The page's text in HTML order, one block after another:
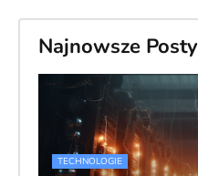
Najnowsze Posty
TECHNOLOGIE